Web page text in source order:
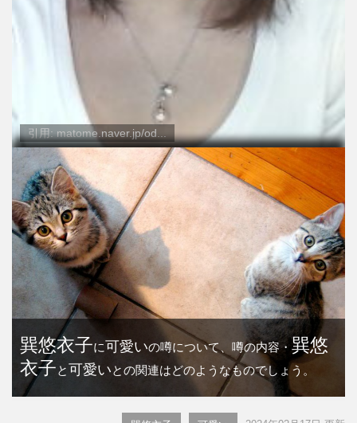
引用: matome.naver.jp/od...
巽悠衣子に可愛いの噂について、噂の内容・ 巽悠
衣子と可愛いとの関連はどのようなものでしょう。